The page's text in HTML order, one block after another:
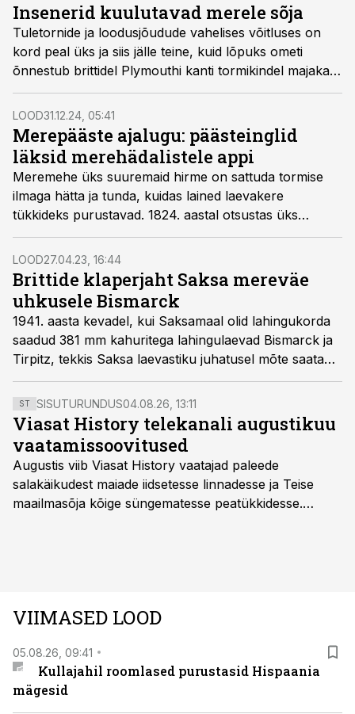
Insenerid kuulutavad merele sõja
Tuletornide ja loodusjõudude vahelises võitluses on
kord peal üks ja siis jälle teine, kuid lõpuks ometi
õnnestub brittidel Plymouthi kanti tormikindel majakas
rajada.
LOOD31.12.24, 05:41
Merepääste ajalugu: päästeinglid
läksid merehädalistele appi
Meremehe üks suuremaid hirme on sattuda tormise
ilmaga hätta ja tunda, kuidas lained laevakere
tükkideks purustavad. 1824. aastal otsustas üks
entusiast karile jooksnud laevale appi minna ja sellega
pandi alus ajaloo esimesele pääste­teenistusele. Need
mehed riskisid teiste elu nimel enda eluga.
LOOD27.04.23, 16:44
Brittide klaperjaht Saksa mereväe
uhkusele Bismarck
1941. aasta kevadel, kui Saksamaal olid lahingukorda
saadud 381 mm kahuritega lahingulaevad Bismarck ja
Tirpitz, tekkis Saksa laevastiku juhatusel mõte saata
Atlandile sõjalaevade koondis. Teel sinna märkasid
sakslasi aga britid.
ST SISUTURUNDUS04.08.26, 13:11
Viasat History telekanali augustikuu
vaatamissoovitused
Augustis viib Viasat History vaatajad paleede
salakäikudest maiade iidsetesse linnadesse ja Teise
maailmasõja kõige süngematesse peatükkidesse.
viasathistory.eu/ee
VIIMASED LOOD
05.08.26, 09:41
Kullajahil roomlased purustasid Hispaania
mägesid